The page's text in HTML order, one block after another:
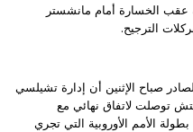
عقب الخسارة أمام مانشستر
الترجيح.
صباح الإثنين أن إدارة تشيلسي
توصلت لاتفاق نهائي مع
الأمم الأوروبية التي تجري